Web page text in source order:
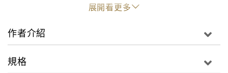
各種神奇之物降臨的年代，
有一群身懷異能的人們，
秉持不同的正義，邁向各自的英雄之道⋯⋯
青鳥等人深入第七星區尋找兔俠本體，
展開看更多
作者介紹
規格